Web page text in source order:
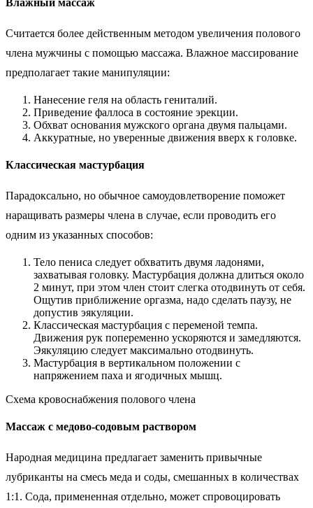
Считается более действенным методом увеличения полового
члена мужчины с помощью массажа. Влажное массирование
предполагает такие манипуляции:
Нанесение геля на область гениталий.
Приведение фаллоса в состояние эрекции.
Обхват основания мужского органа двумя пальцами.
Аккуратные, но уверенные движения вверх к головке.
Классическая мастурбация
Парадоксально, но обычное самоудовлетворение поможет
наращивать размеры члена в случае, если проводить его
одним из указанных способов:
Тело пениса следует обхватить двумя ладонями,
захватывая головку. Мастурбация должна длиться около
2 минут, при этом член стоит слегка отодвинуть от себя.
Ощутив приближение оргазма, надо сделать паузу, не
допустив эякуляции.
Классическая мастурбация с переменой темпа.
Движения рук попеременно ускоряются и замедляются.
Эякуляцию следует максимально отодвинуть.
Мастурбация в вертикальном положении с
напряжением паха и ягодичных мышц.
Схема кровоснабжения полового члена
Массаж с медово-содовым раствором
Народная медицина предлагает заменить привычные
лубриканты на смесь меда и соды, смешанных в количествах
1:1. Сода, примененная отдельно, может спровоцировать